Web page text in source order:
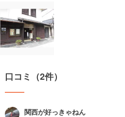
口コミ（2件）
関西が好っきゃねん